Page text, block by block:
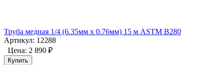
Труба медная 1/4 (6.35мм x 0.76мм) 15 м ASTM B280
Артикул: 12288
Цена: 2 890 ₽
Купить